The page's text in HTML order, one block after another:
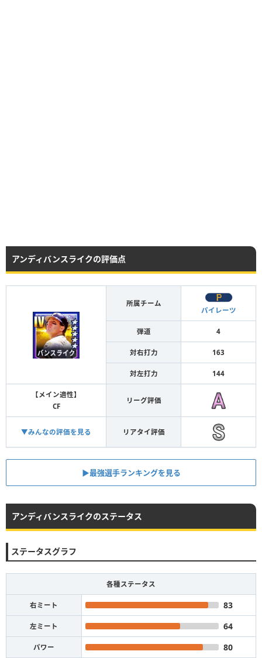
アンディバンスライクの評価点
所属チーム
パイレーツ
弾道 4
対右打力 163
対左打力 144
【メイン適性】
CF
リーグ評価
▼みんなの評価を見る リアタイ評価
▶︎最強選手ランキングを見る
アンディバンスライクのステータス
ステータスグラフ
各種ステータス
右ミート 83
左ミート 64
パワー 80